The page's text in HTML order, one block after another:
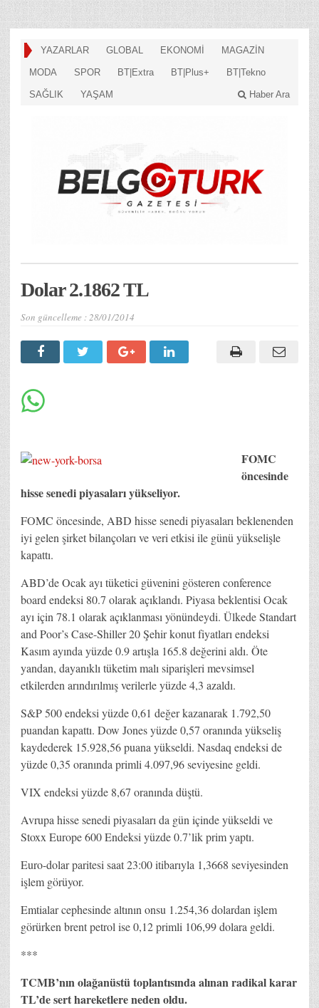
YAZARLAR GLOBAL EKONOMİ MAGAZİN
MODA SPOR BT|Extra BT|Plus+ BT|Tekno
SAĞLIK YAŞAM Haber Ara
Dolar 2.1862 TL
Son güncelleme :28/01/2014
FOMC
öncesinde
hisse senedi piyasaları yükseliyor.
FOMC öncesinde, ABD hisse senedi piyasaları beklenenden
iyi gelen şirket bilançoları ve veri etkisi ile günü yükselişle
kapattı.
ABD’de Ocak ayı tüketici güvenini gösteren conference
board endeksi 80.7 olarak açıklandı. Piyasa beklentisi Ocak
ayı için 78.1 olarak açıklanması yönündeydi. Ülkede Standart
and Poor’s Case-Shiller 20 Şehir konut fiyatları endeksi
Kasım ayında yüzde 0.9 artışla 165.8 değerini aldı. Öte
yandan, dayanıklı tüketim malı siparişleri mevsimsel
etkilerden arındırılmış verilerle yüzde 4,3 azaldı.
S&P 500 endeksi yüzde 0,61 değer kazanarak 1.792,50
puandan kapattı. Dow Jones yüzde 0,57 oranında yükseliş
kaydederek 15.928,56 puana yükseldi. Nasdaq endeksi de
yüzde 0,35 oranında primli 4.097,96 seviyesine geldi.
VIX endeksi yüzde 8,67 oranında düştü.
Avrupa hisse senedi piyasaları da gün içinde yükseldi ve
Stoxx Europe 600 Endeksi yüzde 0.7’lik prim yaptı.
Euro-dolar paritesi saat 23:00 itibarıyla 1,3668 seviyesinden
işlem görüyor.
Emtialar cephesinde altının onsu 1.254,36 dolardan işlem
görürken brent petrol ise 0,12 primli 106,99 dolara geldi.
***
TCMB’nın olağanüstü toplantısında alınan radikal karar
TL’de sert hareketlere neden oldu.